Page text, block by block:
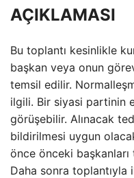
AÇIKLAMASI
Bu toplantı kesinlikle
başkan veya onun
temsil edilir.
ilgili. Bir siyasi partinin
görüşebilir. Alınacak
bildirilmesi uygun
önce önceki
Daha sonra toplantıyla